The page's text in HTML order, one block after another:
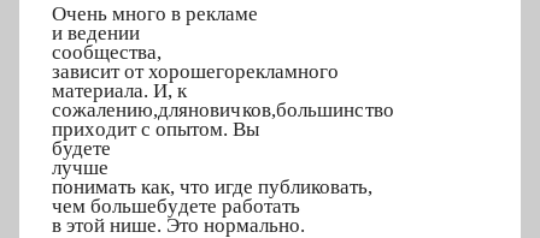
Очень много в рекламе
и ведении
сообщества,
зависитот хорошегорекламного
материала. И, к
сожалению,дляновичков,большинство
приходит с опытом. Вы
будете
лучше
понимать как, что игде публиковать,
чем большебудете работать
в этой нише. Это нормально.